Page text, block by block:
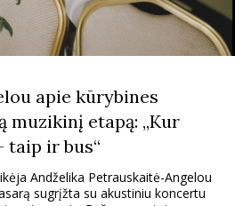
apie kūrybines
muzikinį etapą: „Kur
taip ir bus“
Andželika Petrauskaitė-Angelou
sugrįžta su akustiniu koncertu